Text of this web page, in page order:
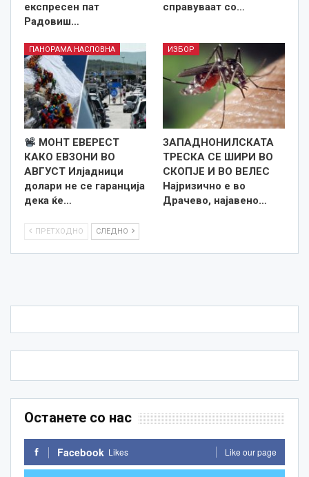
експресен пат
Радовиш…
справуваат со…
ПАНОРАМА НАСЛОВНА
МОНТ ЕВЕРЕСТ
КАКО ЕВЗОНИ ВО
АВГУСТ Илјадници
долари не се гаранција
дека ќе…
ИЗБОР
ЗАПАДНОНИЛСКАТА
ТРЕСКА СЕ ШИРИ ВО
СКОПЈЕ И ВО ВЕЛЕС
Најризично е во
Драчево, најавено…
ПРЕТХОДНО СЛЕДНО
Останете со нас
Facebook Likes Like our page